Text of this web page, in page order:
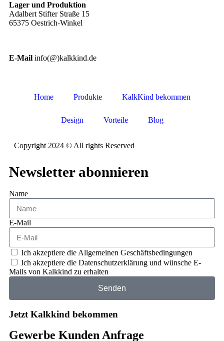
Lager und Produktion
Adalbert Stifter Straße 15
65375 Oestrich-Winkel
E-Mail info(@)kalkkind.de
Home Produkte KalkKind bekommen
Design Vorteile Blog
Copyright 2024 © All rights Reserved
Newsletter abonnieren
Name
E-Mail
Ich akzeptiere die Allgemeinen Geschäftsbedingungen
Ich akzeptiere die Datenschutzerklärung und wünsche E-
Mails von Kalkkind zu erhalten
Senden
Jetzt Kalkkind bekommen
Gewerbe Kunden Anfrage